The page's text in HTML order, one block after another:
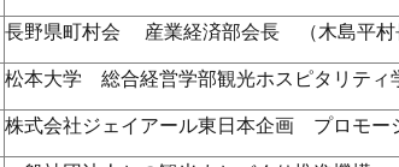
長野県町村会 産業経済部会長 （木島平村
松本大学 総合経営学部観光ホスピタリテ
株式会社ジェイアール東日本企画 プロモ